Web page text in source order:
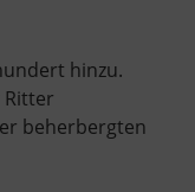
hinzu.
Ritter
beherbergten